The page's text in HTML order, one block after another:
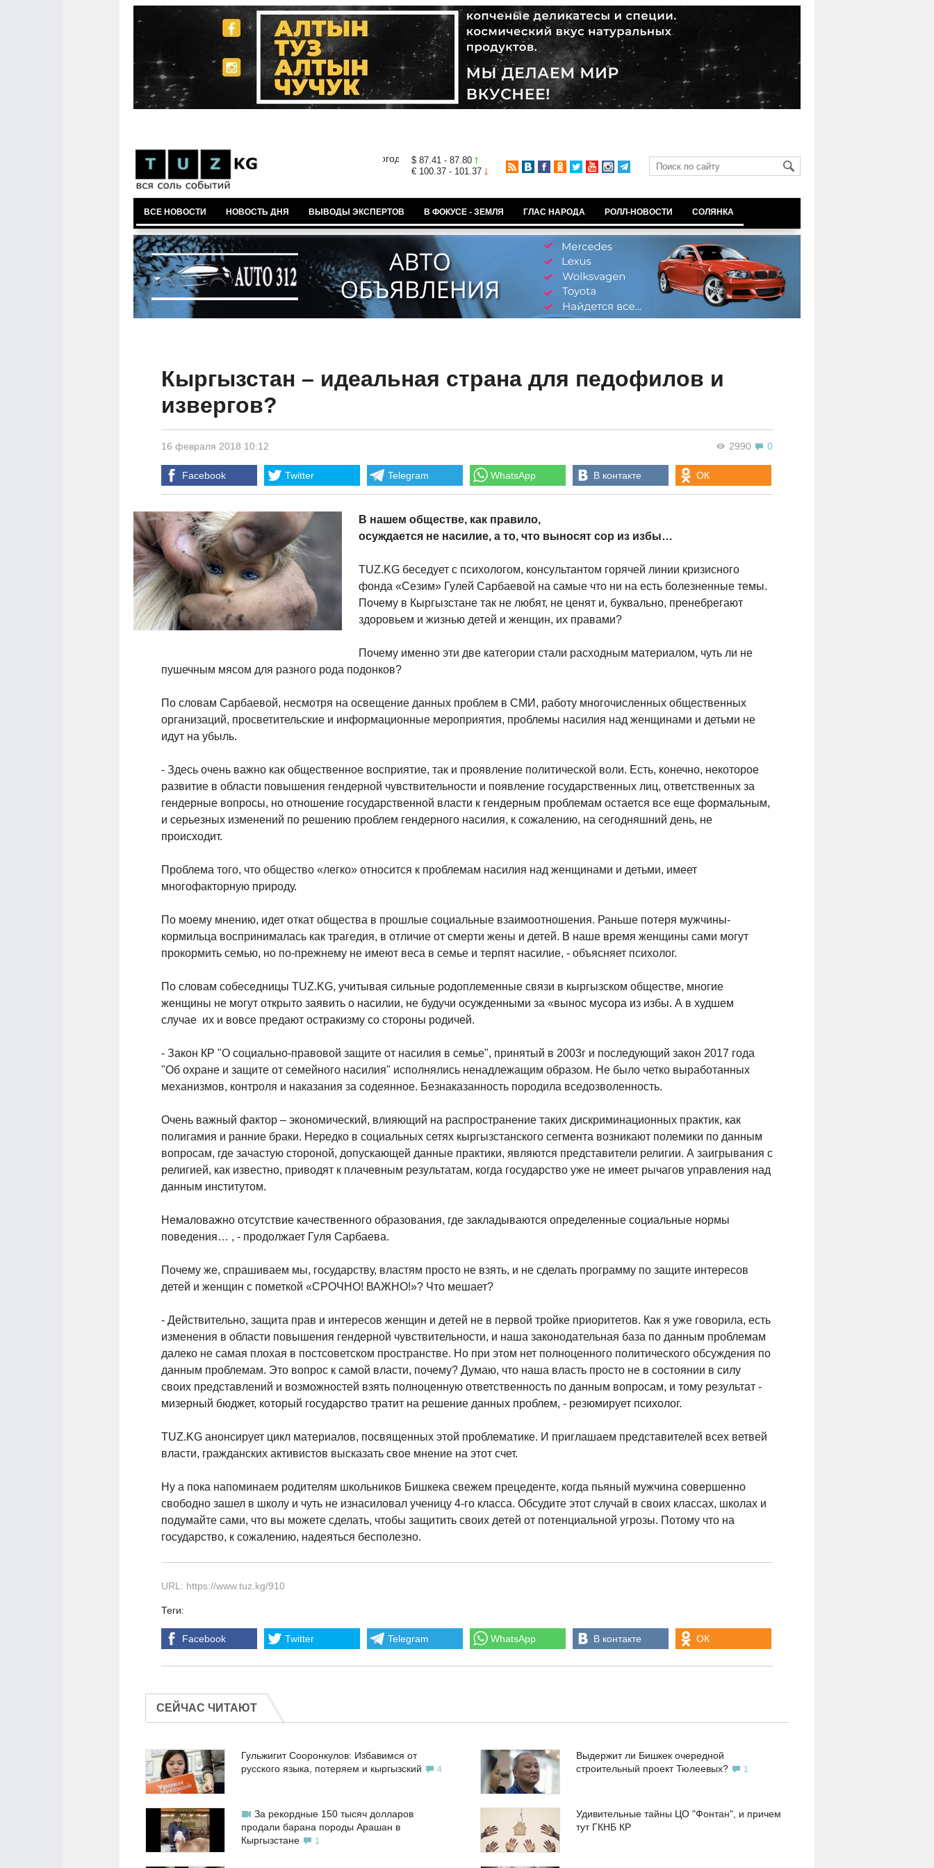
$ 87.41 - 87.80
€ 100.37 - 101.37
ВСЕ НОВОСТИ НОВОСТЬ ДНЯ ВЫВОДЫ ЭКСПЕРТОВ В ФОКУСЕ - ЗЕМЛЯ ГЛАС НАРОДА РОЛЛ-НОВОСТИ СОЛЯНКА
Кыргызстан – идеальная страна для педофилов и
извергов?
2990 0
16 февраля 2018 10:12
Facebook Twitter Telegram WhatsApp В контакте ОК
В нашем обществе, как правило,
осуждается не насилие, а то, что выносят сор из избы…
TUZ.KG беседует с психологом, консультантом горячей линии кризисного
фонда «Сезим» Гулей Сарбаевой на самые что ни на есть болезненные темы.
Почему в Кыргызстане так не любят, не ценят и, буквально, пренебрегают
здоровьем и жизнью детей и женщин, их правами?
Почему именно эти две категории стали расходным материалом, чуть ли не
пушечным мясом для разного рода подонков?
По словам Сарбаевой, несмотря на освещение данных проблем в СМИ, работу многочисленных общественных
организаций, просветительские и информационные мероприятия, проблемы насилия над женщинами и детьми не
идут на убыль.
- Здесь очень важно как общественное восприятие, так и проявление политической воли. Есть, конечно, некоторое
развитие в области повышения гендерной чувствительности и появление государственных лиц, ответственных за
гендерные вопросы, но отношение государственной власти к гендерным проблемам остается все еще формальным,
и серьезных изменений по решению проблем гендерного насилия, к сожалению, на сегодняшний день, не
происходит.
Проблема того, что общество «легко» относится к проблемам насилия над женщинами и детьми, имеет
многофакторную природу.
По моему мнению, идет откат общества в прошлые социальные взаимоотношения. Раньше потеря мужчины-
кормильца воспринималась как трагедия, в отличие от смерти жены и детей. В наше время женщины сами могут
прокормить семью, но по-прежнему не имеют веса в семье и терпят насилие, - объясняет психолог.
По словам собеседницы TUZ.KG, учитывая сильные родоплеменные связи в кыргызском обществе, многие
женщины не могут открыто заявить о насилии, не будучи осужденными за «вынос мусора из избы. А в худшем
случае их и вовсе предают остракизму со стороны родичей.
- Закон КР "О социально-правовой защите от насилия в семье", принятый в 2003г и последующий закон 2017 года
"Об охране и защите от семейного насилия" исполнялись ненадлежащим образом. Не было четко выработанных
механизмов, контроля и наказания за содеянное. Безнаказанность породила вседозволенность.
Очень важный фактор – экономический, влияющий на распространение таких дискриминационных практик, как
полигамия и ранние браки. Нередко в социальных сетях кыргызстанского сегмента возникают полемики по данным
вопросам, где зачастую стороной, допускающей данные практики, являются представители религии. А заигрывания с
религией, как известно, приводят к плачевным результатам, когда государство уже не имеет рычагов управления над
данным институтом.
Немаловажно отсутствие качественного образования, где закладываются определенные социальные нормы
поведения… , - продолжает Гуля Сарбаева.
Почему же, спрашиваем мы, государству, властям просто не взять, и не сделать программу по защите интересов
детей и женщин с пометкой «СРОЧНО! ВАЖНО!»? Что мешает?
- Действительно, защита прав и интересов женщин и детей не в первой тройке приоритетов. Как я уже говорила, есть
изменения в области повышения гендерной чувствительности, и наша законодательная база по данным проблемам
далеко не самая плохая в постсоветском пространстве. Но при этом нет полноценного политического обсуждения по
данным проблемам. Это вопрос к самой власти, почему? Думаю, что наша власть просто не в состоянии в силу
своих представлений и возможностей взять полноценную ответственность по данным вопросам, и тому результат -
мизерный бюджет, который государство тратит на решение данных проблем, - резюмирует психолог.
TUZ.KG анонсирует цикл материалов, посвященных этой проблематике. И приглашаем представителей всех ветвей
власти, гражданских активистов высказать свое мнение на этот счет.
Ну а пока напоминаем родителям школьников Бишкека свежем прецеденте, когда пьяный мужчина совершенно
свободно зашел в школу и чуть не изнасиловал ученицу 4-го класса. Обсудите этот случай в своих классах, школах и
подумайте сами, что вы можете сделать, чтобы защитить своих детей от потенциальной угрозы. Потому что на
государство, к сожалению, надеяться бесполезно.
URL: https://www.tuz.kg/910
Теги:
Facebook Twitter Telegram WhatsApp В контакте ОК
СЕЙЧАС ЧИТАЮТ
Гульжигит Сооронкулов: Избавимся от
русского языка, потеряем и кыргызский
4
Выдержит ли Бишкек очередной
строительный проект Тюлеевых?
1
За рекордные 150 тысяч долларов
продали барана породы Арашан в
Кыргызстане
1
Удивительные тайны ЦО "Фонтан", и причем
тут ГКНБ КР